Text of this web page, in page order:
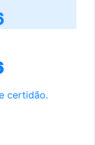
certidão.